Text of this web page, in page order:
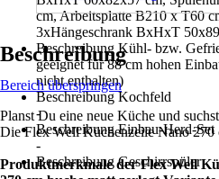
cm, Arbeitsplatte B210 x T60
3xHängeschrank BxHxT
Beschreibung Kühl- bzw.
geeignet für 88 cm hohen
nicht enthalten)
Beschreibung Kochfeld
-
Beschreibung Einbau-Herd-Set
-
Beschreibung Geschirrspüler
Beschreibung
Bereich überspringen
Planst Du eine neue Küche und
Die Flex Well Küchenzeile Nano 270
Produktmerkmale der Flex Well